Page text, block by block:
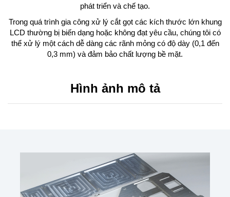
phát triển và chế tạo.
Trong quá trình gia công xử lý cắt gọt các kích thước lớn khung
LCD thường bị biến dạng hoặc không đạt yêu cầu, chúng tôi có
thể xử lý một cách dễ dàng các rãnh mỏng có độ dày (0,1 đến
0,3 mm) và đảm bảo chất lượng bề mặt.
Hình ảnh mô tả